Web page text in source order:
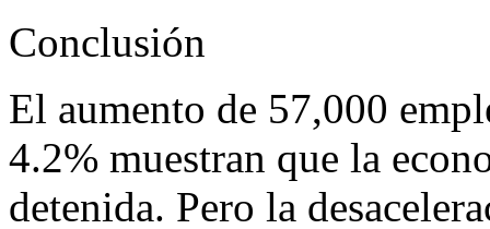
Conclusión
El aumento de 57,000
4.2% muestran que la
detenida. Pero la